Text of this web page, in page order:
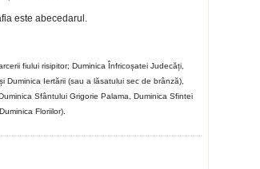
este abecedarul.
fiului risipitor; Duminica Înfricoșatei Judecăți,
Duminica Iertării (sau a lăsatului sec de brânză),
Sfântului Grigorie Palama, Duminica Sfintei
Floriilor).